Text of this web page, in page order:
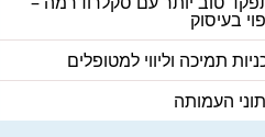
בעיסוק
תמיכה וליווי למטופלים
העמותה